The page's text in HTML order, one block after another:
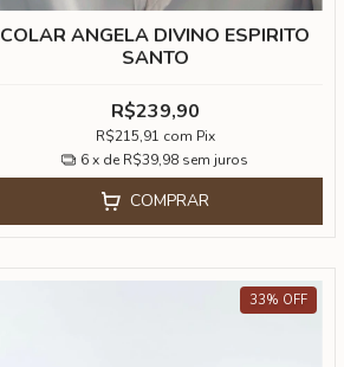
COLAR ANGELA DIVINO ESPIRITO
SANTO
R$239,90
R$215,91 com Pix
6x de R$39,98 sem juros
COMPRAR
33% OFF